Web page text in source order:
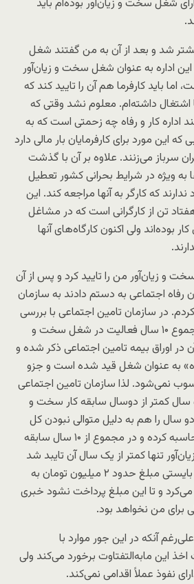
شغل سخت و زیان‌آور بوده‌ام باید
شد و بعد از آن به من گفتند شغل
اداره به عنوان شغل سخت و زیان‌آور
باید کارفرما هم آن را تایید کند که
داشته‌ام. معلوم نشد وقتی که
اداره کار و رفاه چه زحمتی است که به
این مورد برای کارفرمایان بار مالی دارد
سرباز می‌زنند. علاوه بر آن با گذشت
به ویژه در شرایط بحرانی کشور تعطیل
که کارگر به آنها مراجعه کند. این
تن از کارگرانی است که در مشاغل
بوده‌اند ولی اکنون کارگاه‌های آنها
سخت و زیان‌آور من را تایید کرد و پس از آن
رفاه اجتماعی به دستم دادند به سازمان
در سازمان تامین اجتماعی با بررسی
سوابقم معلوم شد از مجموع ۱۰ سال فعالیت در شغل سخت و
در اوراق بیمه تامین اجتماعی ذکر شده و
به عنوان شغل قید شده است و جزو
نمی‌شود. لذا سازمان تامین اجتماعی
با توجه سوابق به جای ۵ سال کمتر از دوسال سابقه کار سخت و
دو سال را هم به دلیل متوالی نبودن کل
سوابق بیمه‌ای، نصف محاسبه کرده و در مجموع از ۱۰ سال سابقه
تنها کمتر از یک سال آن تایبد شد
که بابت مازاد آن کارفرما بایستی مبلغ حدود ۲ میلیون تومان به
و تا این مبلغ پرداخت نشود خبری
برای من نخواهد بود.
آنکه در این جور موارد با
این مابه‌التفتاوت برخورد می‌کند ولی
نفوذ عملاً اقدامی نمی‌کند.